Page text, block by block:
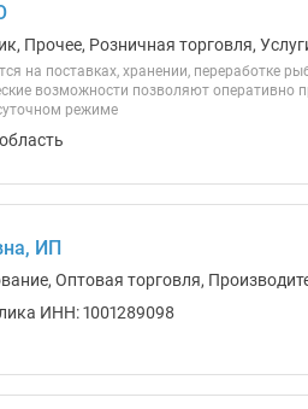
Прочее, Розничная торговля,
на поставках, хранении, переработке
возможности позволяют
режиме
ИП
Оптовая торговля,
ИНН: 1001289098